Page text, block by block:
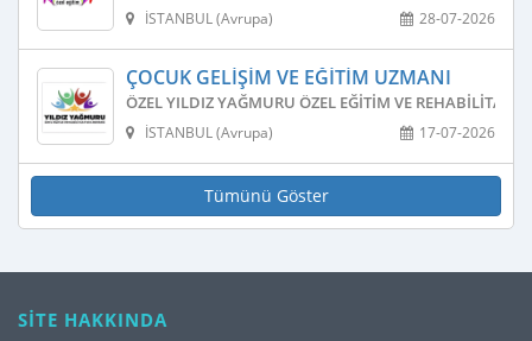
28-07-2026
İSTANBUL (Avrupa)
ÇOCUK GELIŞIM VE EĞITIM UZMANI
ÖZEL YILDIZ YAĞMURU ÖZEL EĞITIM VE
17-07-2026
İSTANBUL (Avrupa)
Tümünü Göster
SİTE HAKKINDA